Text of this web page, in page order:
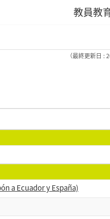
教員教
（最終更新日 :
a Ecuador y España)